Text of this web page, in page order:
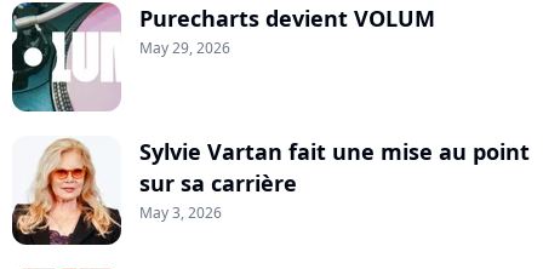
Purecharts devient VOLUM
May 29, 2026
Sylvie Vartan fait une mise au point
sur sa carrière
May 3, 2026